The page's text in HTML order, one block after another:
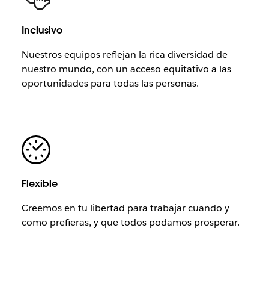
Inclusivo
Nuestros equipos reflejan la rica diversidad de
nuestro mundo, con un acceso equitativo a las
oportunidades para todas las personas.
Flexible
Creemos en tu libertad para trabajar cuando y
como prefieras, y que todos podamos prosperar.